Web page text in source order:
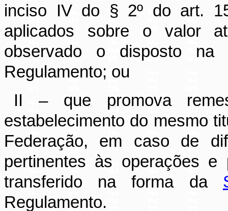
inciso IV do § 2º do art.
aplicados sobre o valor
observado o disposto na
Regulamento; ou
II – que promova
estabelecimento do mesmo
Federação, em caso de
pertinentes às operações
transferido na forma da
Regulamento.